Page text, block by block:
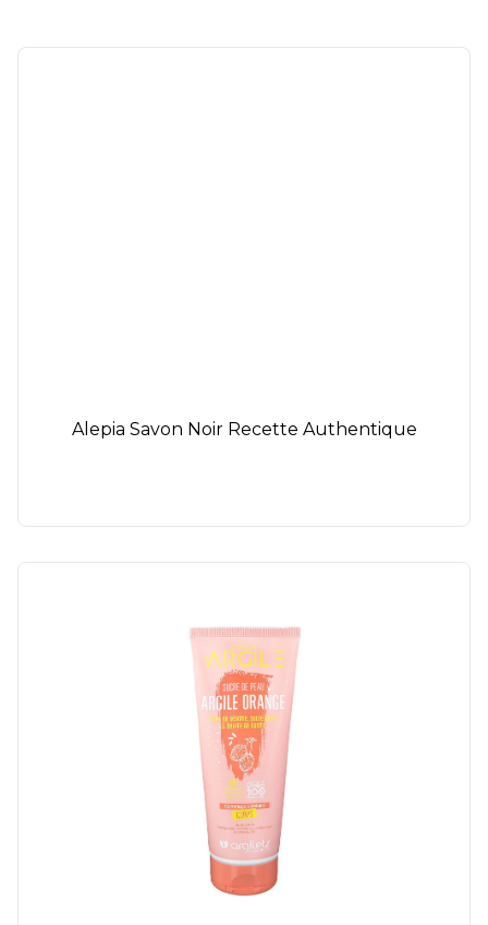
Alepia Savon Noir Recette Authentique